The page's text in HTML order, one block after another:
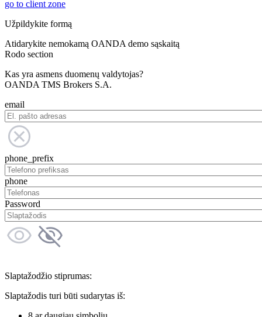
go to client zone
Užpildykite formą
Atidarykite nemokamą OANDA demo sąskaitą
Rodo section
Kas yra asmens duomenų valdytojas?
OANDA TMS Brokers S.A.
email
phone_prefix
phone
Password
Slaptažodžio stiprumas:
Slaptažodis turi būti sudarytas iš: